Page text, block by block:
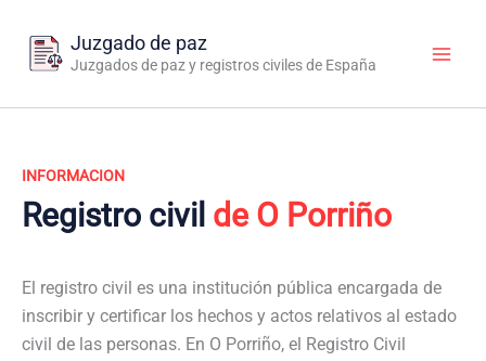
contenido
Juzgado de paz
Juzgados de paz y registros civiles de España
INFORMACION
Registro civil de O Porriño
El registro civil es una institución pública encargada de
inscribir y certificar los hechos y actos relativos al estado
civil de las personas. En O Porriño, el Registro Civil